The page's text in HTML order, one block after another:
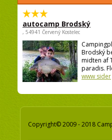
autocamp Brodský
, 54941 Červený Kostelec
Brodský
midten af
paradis.
www sider
Copyright© 2009 - 2018